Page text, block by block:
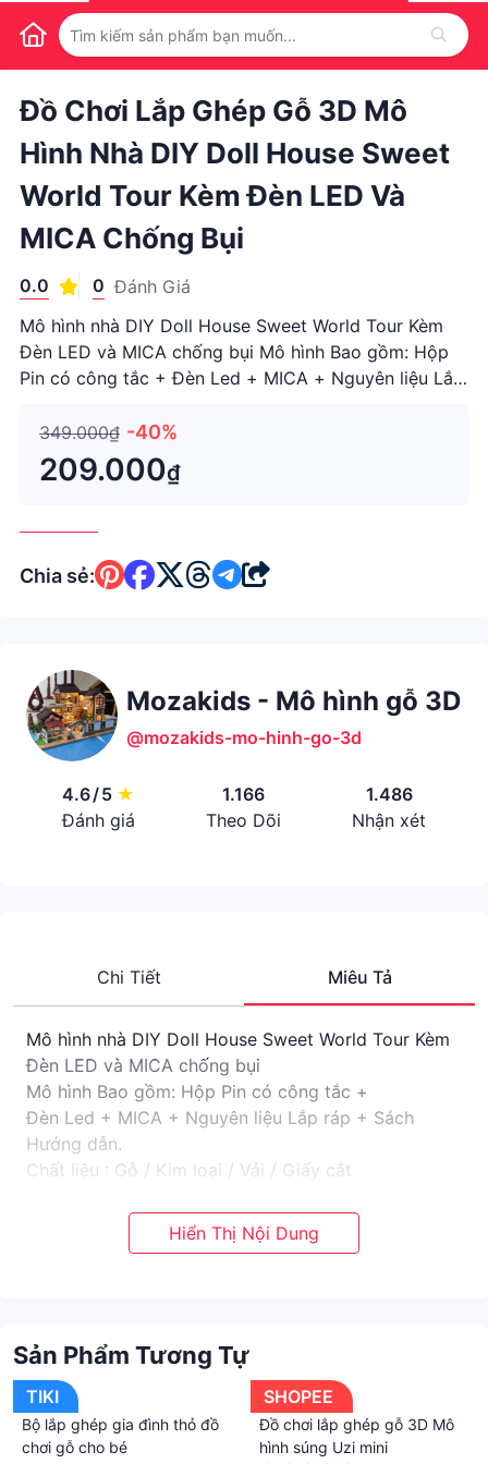
1 / 1
Đồ Chơi Lắp Ghép Gỗ 3D Mô
Hình Nhà DIY Doll House Sweet
World Tour Kèm Đèn LED Và
MICA Chống Bụi
0.0 0 Đánh Giá
Mô hình nhà DIY Doll House Sweet World Tour Kèm
Đèn LED và MICA chống bụi Mô hình Bao gồm: Hộp
Pin có công tắc + Đèn Led + MICA + Nguyên liệu Lắp
349.000₫ -40%
209.000₫
Chia sẻ:
Mozakids - Mô hình gỗ 3D
@mozakids-mo-hinh-go-3d
4.6/5 ★
Đánh giá
1.166
Theo Dõi
1.486
Nhận xét
Chi Tiết Miêu Tả
Mô hình nhà DIY Doll House Sweet World Tour Kèm
Đèn LED và MICA chống bụi
Mô hình Bao gồm: Hộp Pin có công tắc +
Đèn Led + MICA + Nguyên liệu Lắp ráp + Sách
Hướng dẫn.
Chất liệu : Gỗ / Kim loại / Vải / Giấy cắt
SILIGLUE 30ML
Mã sản phẩm
Kích thước đóng gói
: 230 x 140 x 50 mm
Khối lượng
: 0.4 Kg
Mô hình DIY là mô hình thu bé lại những vật dụng
Sản Phẩm Tương Tự
TIKI
Bộ lắp ghép gia đình thỏ đồ
chơi gỗ cho bé
SHOPEE
Đồ chơi lắp ghép gỗ 3D Mô
hình súng Uzi mini